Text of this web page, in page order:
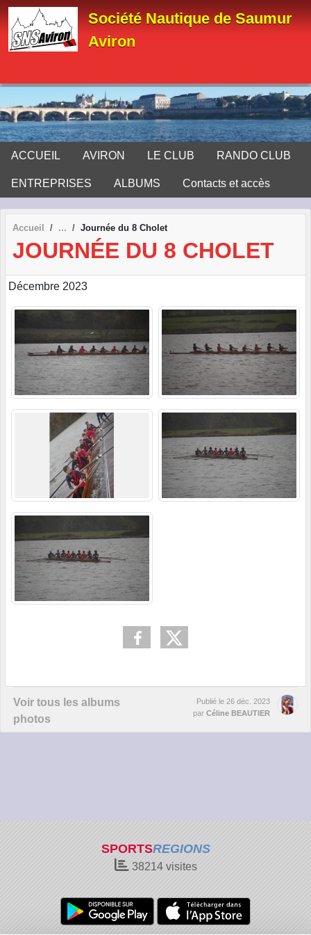
Société Nautique de Saumur
Aviron
ACCUEIL AVIRON LE CLUB RANDO CLUB
ENTREPRISES ALBUMS Contacts et accès
Accueil Journée du 8 Cholet
JOURNÉE DU 8 CHOLET
Décembre 2023
Voir tous les albums
photos
Publié le 26 déc. 2023
par Céline BEAUTIER
SPORTSREGIONS
38214visites
Panneau de gestion des cookies